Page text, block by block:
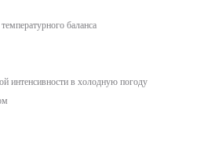
баланса
интенсивности в холодную погоду